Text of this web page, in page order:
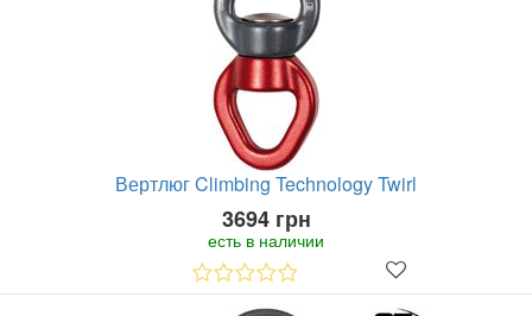
Вертлюг Climbing Technology Twirl
3694 грн
есть в наличии